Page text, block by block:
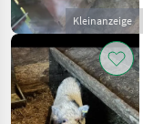
KATEGORIE
WÄHLEN
Alpakas
183
Bienen und Imkerei
117
Kleinanzeige